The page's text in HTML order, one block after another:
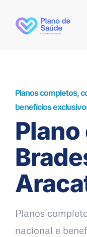
Planos completos,
benefícios
Plano
Planos
nacional e